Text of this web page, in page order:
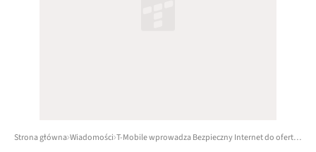
Strona główna Wiadomości T-Mobile wprowadza Bezpieczny Internet do oferty biznesowej